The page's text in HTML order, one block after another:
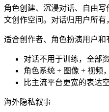
角色创建、沉浸对话、自由
文创作空间。对话归用户所有
适合创作者、角色扮演用户和
对话不用于训练，全部
角色系统 + 图像 + 视频
比主流平台更宽的表达
海外隐私叙事